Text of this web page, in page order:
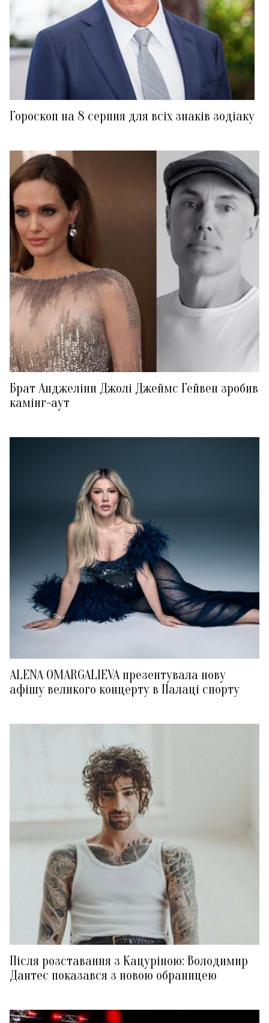
Гороскоп на 8 серпня для всіх знаків зодіаку
Брат Анджеліни Джолі Джеймс Гейвен зробив
камінг-аут
ALENA OMARGALIEVA презентувала нову
афішу великого концерту в Палаці спорту
Після розставання з Кацуріною: Володимир
Дантес показався з новою обраницею